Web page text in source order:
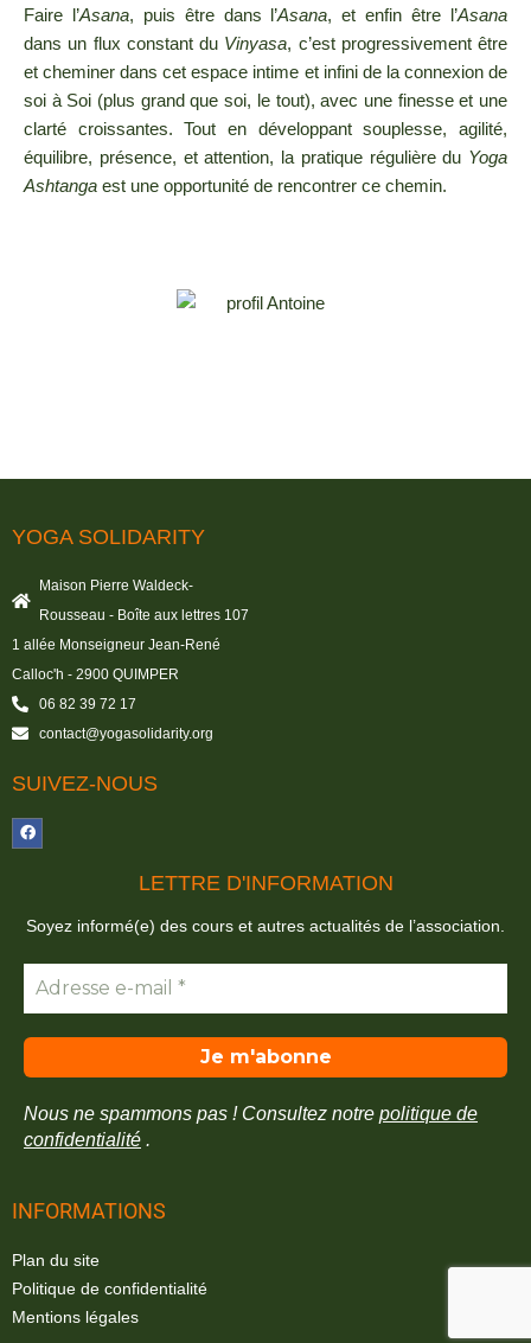
Faire l’Asana, puis être dans l’Asana, et enfin être l’Asana
dans un flux constant du Vinyasa, c’est progressivement être
et cheminer dans cet espace intime et infini de la connexion de
soi à Soi (plus grand que soi, le tout), avec une finesse et une
clarté croissantes. Tout en développant souplesse, agilité,
équilibre, présence, et attention, la pratique régulière du Yoga
Ashtanga est une opportunité de rencontrer ce chemin.
YOGA SOLIDARITY
Maison Pierre Waldeck-
Rousseau - Boîte aux lettres 107
1 allée Monseigneur Jean-René
Calloc'h - 2900 QUIMPER
06 82 39 72 17
contact@yogasolidarity.org
SUIVEZ-NOUS
LETTRE D'INFORMATION
Soyez informé(e) des cours et autres actualités de l’association.
Nous ne spammons pas ! Consultez notre politique de
confidentialité .
INFORMATIONS
Plan du site
Politique de confidentialité
Mentions légales